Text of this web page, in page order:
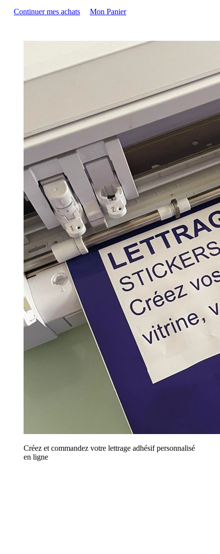
Continuer mes achats Mon Panier
Créez et commandez votre lettrage adhésif personnalisé
en ligne